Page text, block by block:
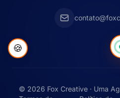
© 2026 Fox Creative · Uma
🍪